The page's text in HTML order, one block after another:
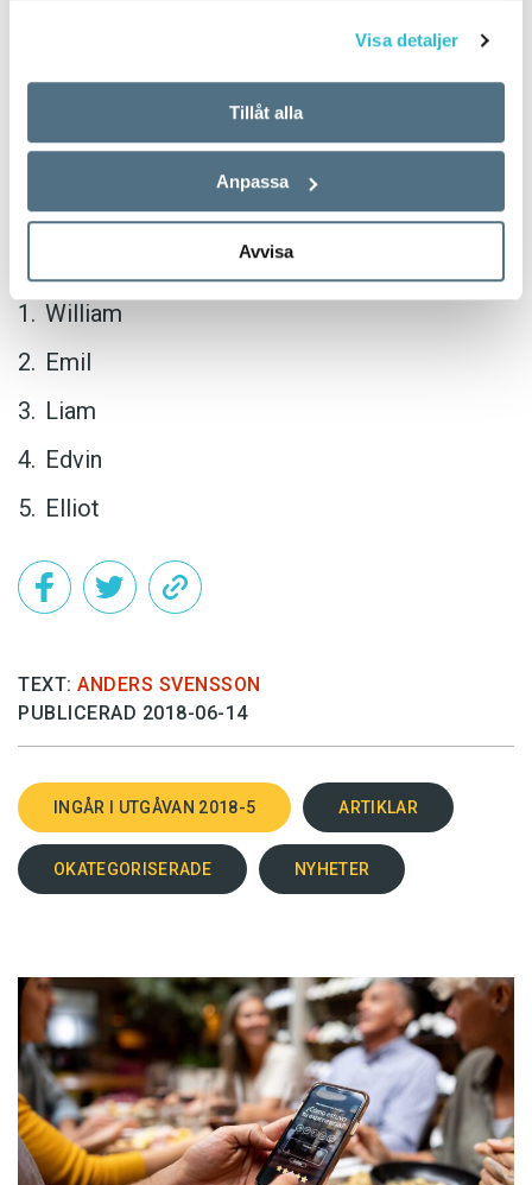
Visa detaljer
Tillåt alla
Anpassa
Avvisa
Linnéa
Wilma
William
Emil
Liam
Edvin
Elliot
TEXT: ANDERS SVENSSON
PUBLICERAD 2018-06-14
INGÅR I UTGÅVAN 2018-5 ARTIKLAR
OKATEGORISERADE NYHETER